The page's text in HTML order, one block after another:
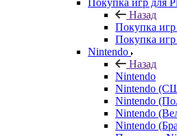
Покупка игр для
Назад
Покупка игр
Покупка игр
Nintendo
Назад
Nintendo
Nintendo
Nintendo
Nintendo
Nintendo